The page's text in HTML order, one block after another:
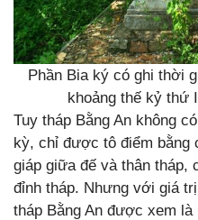
Phần Bia ký có ghi thời
khoảng thế kỷ thứ
Tuy tháp Bằng An không
kỳ, chỉ được tô điểm bằng
giáp giữa đế và thân tháp,
đỉnh tháp. Nhưng với giá
tháp Bằng An được xem là